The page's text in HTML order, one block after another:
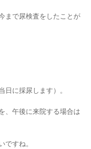
まで尿検査をしたことが
日に採尿します）。
、午後に来院する場合は
ですね。